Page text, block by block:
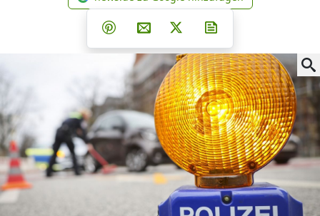
news.de zu Google
Teilen auf Facebook
Teilen auf Whatsapp
Teilen auf Telegram
Teilen auf Pinterest
Per E-Mail teilen
Post auf X